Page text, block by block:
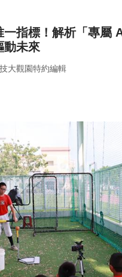
一指標！解析「專屬
動未來
大觀園特約編輯